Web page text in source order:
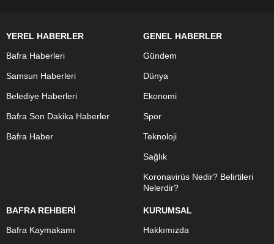
YEREL HABERLER
Bafra Haberleri
Samsun Haberleri
Belediye Haberleri
Bafra Son Dakika Haberler
Bafra Haber
GENEL HABERLER
Gündem
Dünya
Ekonomi
Spor
Teknoloji
Sağlık
Koronavirüs Nedir? Belirtileri
Nelerdir?
BAFRA REHBERİ
Bafra Kaymakamı
KURUMSAL
Hakkımızda